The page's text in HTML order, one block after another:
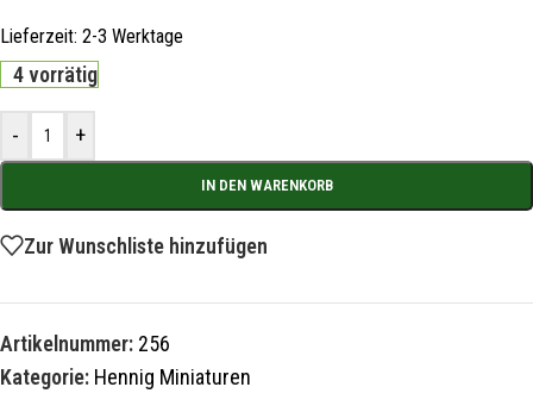
Lieferzeit: 2-3 Werktage
4 vorrätig
- +
IN DEN WARENKORB
Zur Wunschliste hinzufügen
Artikelnummer: 256
Kategorie: Hennig Miniaturen